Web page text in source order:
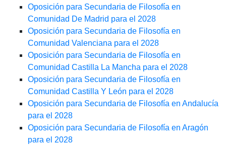
Oposición para Secundaria de Filosofía en
Comunidad De Madrid para el 2028
Oposición para Secundaria de Filosofía en
Comunidad Valenciana para el 2028
Oposición para Secundaria de Filosofía en
Comunidad Castilla La Mancha para el 2028
Oposición para Secundaria de Filosofía en
Comunidad Castilla Y León para el 2028
Oposición para Secundaria de Filosofía en Andalucía
para el 2028
Oposición para Secundaria de Filosofía en Aragón
para el 2028